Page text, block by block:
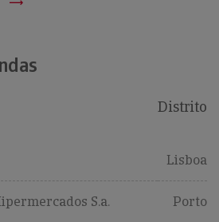
Distrito
Lisboa
S.a. Porto